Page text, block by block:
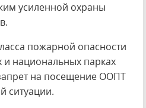
усиленной охраны
пожарной опасности
и национальных парках
на посещение ООПТ
ситуации.